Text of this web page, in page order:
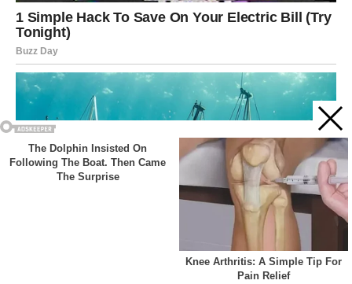
Acest site web folosește cookie-uri pentru a vă îmbunătăți
experiența. Vom presupune că sunteți de acord cu asta dacă
Cookie settings ACCEPT